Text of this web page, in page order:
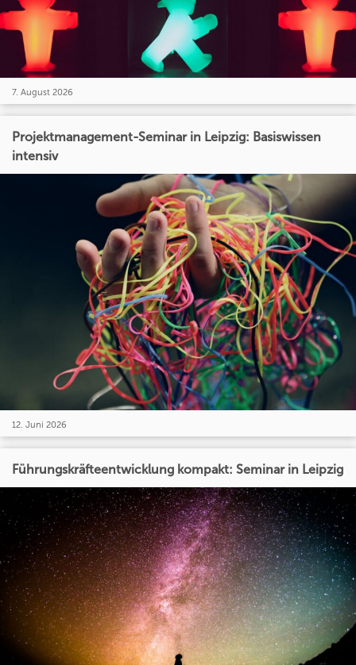
7. August 2026
Projektmanagement-Seminar in Leipzig: Basiswissen
intensiv
12. Juni 2026
Führungskräfteentwicklung kompakt: Seminar in Leipzig